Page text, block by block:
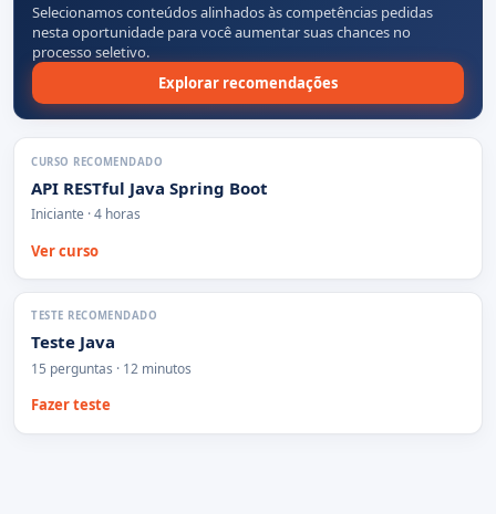
Selecionamos conteúdos alinhados às competências pedidas
nesta oportunidade para você aumentar suas chances no
processo seletivo.
Explorar recomendações
CURSO RECOMENDADO
API RESTful Java Spring Boot
Iniciante · 4 horas
Ver curso
TESTE RECOMENDADO
Teste Java
15 perguntas · 12 minutos
Fazer teste